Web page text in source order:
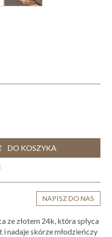
DO KOSZYKA
NAPISZ DO NAS
ze złotem 24k, która spłyca
nadaje skórze młodzieńczy